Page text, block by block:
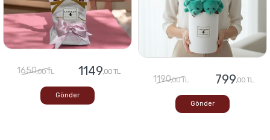
1650,00 TL 1149,00 TL
Gönder
1190,00 TL 799,00 TL
Gönder